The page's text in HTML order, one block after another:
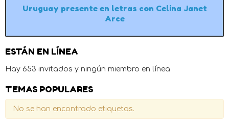
Uruguay presente en letras con Celina Janet
Arce
ESTÁN EN LÍNEA
Hay 653 invitados y ningún miembro en línea
TEMAS POPULARES
No se han encontrado etiquetas.